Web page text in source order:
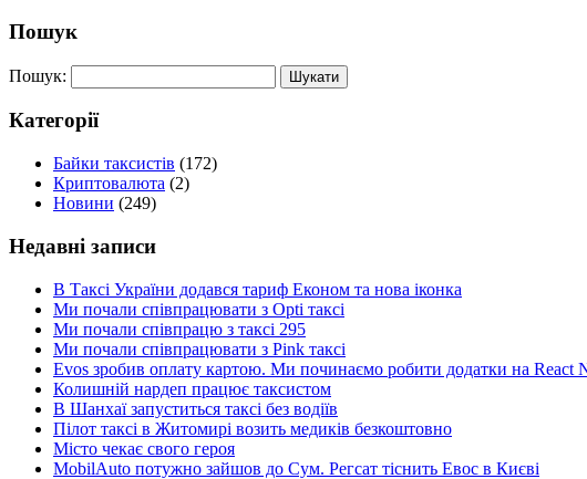
Пошук
Пошук:
Категорії
Байки таксистів (172)
Криптовалюта (2)
Новини (249)
Недавні записи
В Таксі України додався тариф Економ та нова іконка
Ми почали співпрацювати з Opti таксі
Ми почали співпрацю з таксі 295
Ми почали співпрацювати з Pink таксі
Evos зробив оплату картою. Ми починаємо робити додатки на React
Колишній нардеп працює таксистом
В Шанхаї запуститься таксі без водіїв
Пілот таксі в Житомирі возить медиків безкоштовно
Місто чекає свого героя
MobilAuto потужно зайшов до Сум. Регсат тіснить Евос в Києві